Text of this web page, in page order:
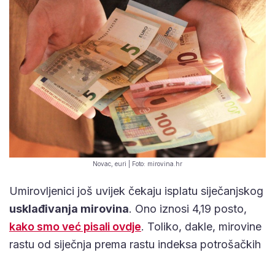
Novac, euri | Foto: mirovina.hr
Umirovljenici još uvijek čekaju isplatu siječanjskog
usklađivanja mirovina. Ono iznosi 4,19 posto,
kako smo već pisali ovdje. Toliko, dakle, mirovine
rastu od siječnja prema rastu indeksa potrošačkih